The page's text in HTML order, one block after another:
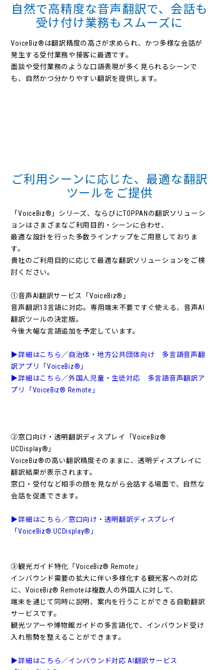
自然で高精度な音声翻訳で、会話も
受け付け業務もスムーズに
VoiceBiz®は翻訳精度の高さが求められ、かつ多様な会話が
発生する受付業務や接客に最適です。
面談や受付業務のような口語表現が多く見られるシーンで
も、自然かつ分かりやすい翻訳を提供します。
ご利用シーンに応じた、最適な翻訳
ツールをご提供
「VoiceBiz®」シリーズ、ならびにTOPPANの翻訳ソリューシ
ョンはさまざまなご利用目的・シーンに合わせ、
最適な設計を行った多数ラインナップをご用意しておりま
す。
貴社のご利用目的に応じて最適な翻訳ソリューションをご検
討ください。
①音声AI翻訳サービス「VoiceBiz®」
音声翻訳13言語に対応。専用端末不要ですぐ使える、音声AI
翻訳ツールの決定版。
今後大幅な言語追加を予定しています。
▶詳細はこちら／自治体・地方公共団体向け 多言語音声翻
訳アプリ「VoiceBiz®」
▶詳細はこちら／外国人児童・生徒対応 多言語音声翻訳ア
プリ「VoiceBiz® Remote」
②窓口向け・透明翻訳ディスプレイ「VoiceBiz®
UCDisplay®」
VoiceBiz®の高い翻訳精度そのままに、透明ディスプレイに
翻訳結果が表示されます。
窓口・受付など相手の顔を見ながら会話する場面で、自然な
会話を促進できます。
▶詳細はこちら／窓口向け・透明翻訳ディスプレイ
「VoiceBiz® UCDisplay®」
➂観光ガイド特化「VoiceBiz® Remote」
インバウンド需要の拡大に伴い多様化する観光客への対応
に、VoiceBiz® Remoteは複数人の外国人に対して、
端末を通じて同時に説明、案内を行うことができる自動翻訳
サービスです。
観光ツアーや博物館ガイドの多言語化で、インバウンド受け
入れ態勢を整えることができます。
▶詳細はこちら／インバウンド対応 AI翻訳サービス